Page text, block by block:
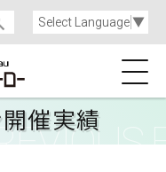
Select Language▼
催実績